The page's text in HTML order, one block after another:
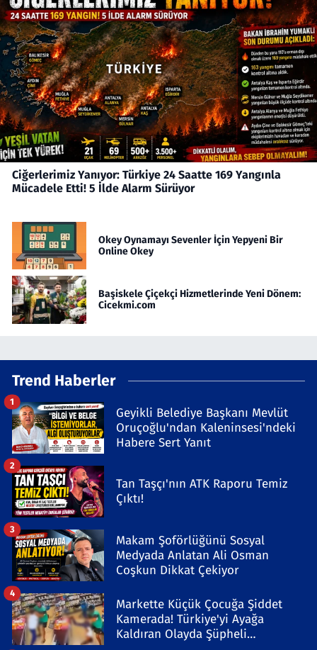
Ciğerlerimiz Yanıyor: Türkiye 24 Saatte 169 Yangınla
Mücadele Etti! 5 İlde Alarm Sürüyor
Okey Oynamayı Sevenler İçin Yepyeni Bir
Online Okey
Başiskele Çiçekçi Hizmetlerinde Yeni Dönem:
Cicekmi.com
Trend Haberler
Geyikli Belediye Başkanı Mevlüt
Oruçoğlu'ndan Kaleninsesi'ndeki
Habere Sert Yanıt
1
Tan Taşçı'nın ATK Raporu Temiz
Çıktı!
2
Makam Şoförlüğünü Sosyal
Medyada Anlatan Ali Osman
Coşkun Dikkat Çekiyor
3
Markette Küçük Çocuğa Şiddet
Kamerada! Türkiye'yi Ayağa
Kaldıran Olayda Şüpheli
4